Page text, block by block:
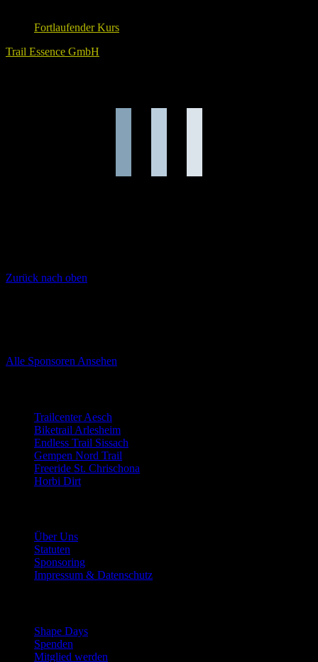
Fortlaufender Kurs
Trail Essence GmbH
Zurück nach oben
Alle Sponsoren Ansehen
Trailcenter Aesch
Biketrail Arlesheim
Endless Trail Sissach
Gempen Nord Trail
Freeride St. Chrischona
Horbi Dirt
Über Uns
Statuten
Sponsoring
Impressum & Datenschutz
Shape Days
Spenden
Mitglied werden